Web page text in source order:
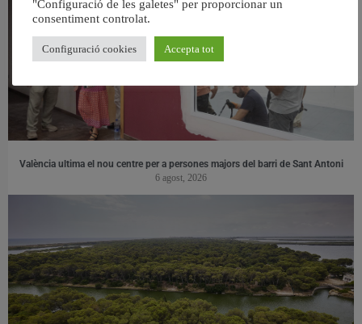
València ultima el nou centre per a persones majors del barri de Sant Antoni
6 agost, 2026
"Configuració de les galetes" per proporcionar un
consentiment controlat.
Configuració cookies Accepta tot